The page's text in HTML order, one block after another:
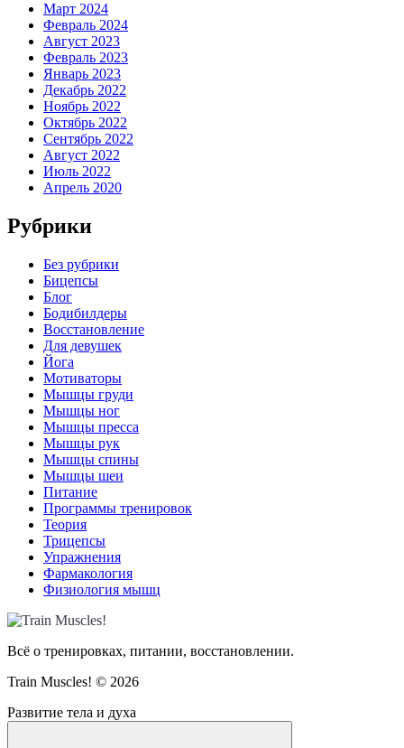
Март 2024
Февраль 2024
Август 2023
Февраль 2023
Январь 2023
Декабрь 2022
Ноябрь 2022
Октябрь 2022
Сентябрь 2022
Август 2022
Июль 2022
Апрель 2020
Рубрики
Без рубрики
Бицепсы
Блог
Бодибилдеры
Восстановление
Для девушек
Йога
Мотиваторы
Мышцы груди
Мышцы ног
Мышцы пресса
Мышцы рук
Мышцы спины
Мышцы шеи
Питание
Программы тренировок
Теория
Трицепсы
Упражнения
Фармакология
Физиология мышц
Всё о тренировках, питании, восстановлении.
Train Muscles! © 2026
Развитие тела и духа